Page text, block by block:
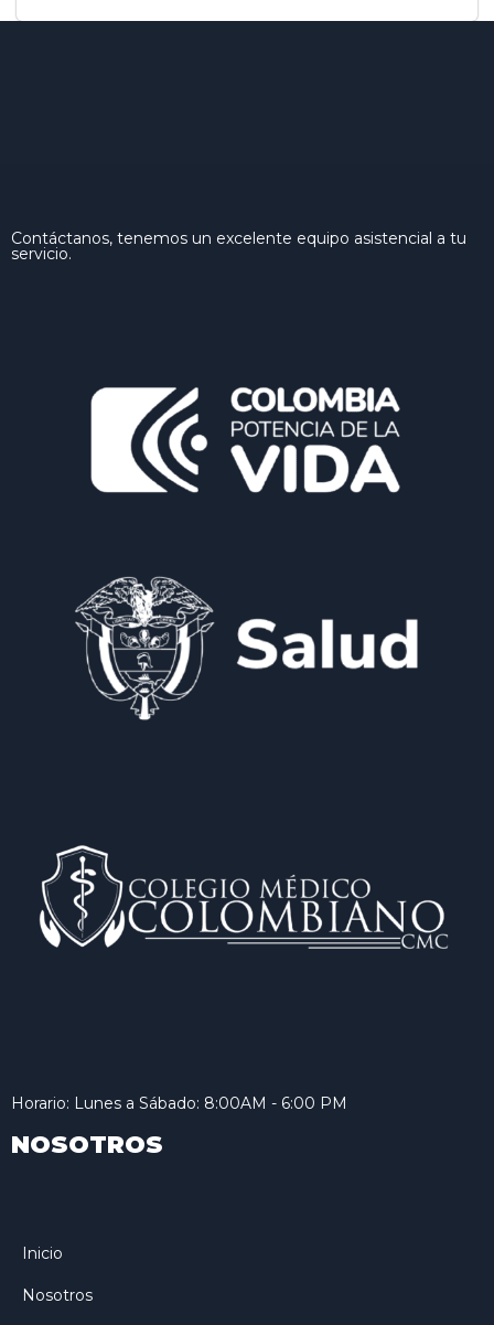
Contáctanos, tenemos un excelente equipo asistencial a tu
servicio.
Horario: Lunes a Sábado: 8:00AM - 6:00 PM
NOSOTROS
Inicio
Nosotros